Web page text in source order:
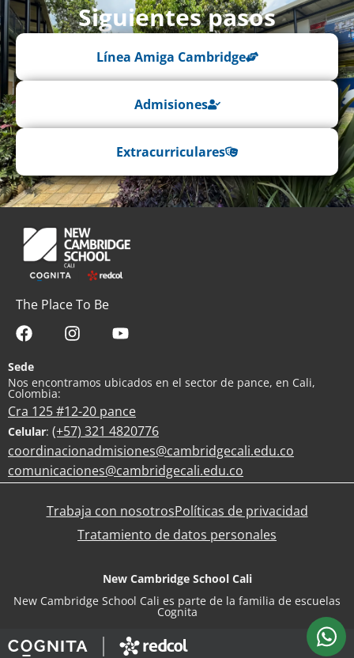
Siguientes pasos
Línea Amiga Cambridge
Admisiones
Extracurriculares
The Place To Be
Sede
Nos encontramos ubicados en el sector de pance, en Cali,
Colombia:
Cra 125 #12-20 pance
Celular: (+57) 321 4820776
coordinacionadmisiones@cambridgecali.edu.co
comunicaciones@cambridgecali.edu.co
Trabaja con nosotrosPolíticas de privacidad
Tratamiento de datos personales
New Cambridge School Cali
New Cambridge School Cali es parte de la familia de escuelas
Cognita